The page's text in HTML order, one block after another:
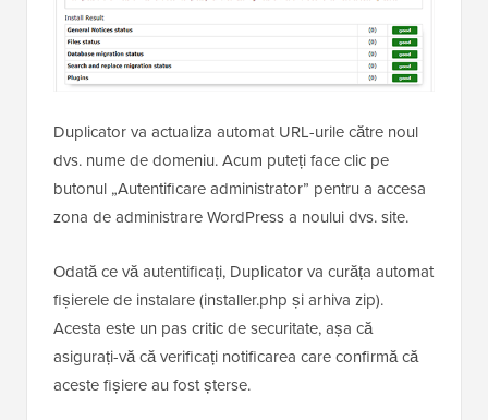
Duplicator va actualiza automat URL-urile către noul
dvs. nume de domeniu. Acum puteți face clic pe
butonul „Autentificare administrator” pentru a accesa
zona de administrare WordPress a noului dvs. site.
Odată ce vă autentificați, Duplicator va curăța automat
fișierele de instalare (installer.php și arhiva zip).
Acesta este un pas critic de securitate, așa că
asigurați-vă că verificați notificarea care confirmă că
aceste fișiere au fost șterse.